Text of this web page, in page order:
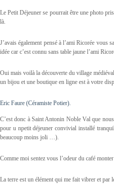
Le Petit Déjeuner se pourrait être une photo
là.
J’avais également pensé à l’ami Ricorée
idée car c’est connu sans table jaune l’ami
Oui mais voilà la découverte du village
un bijou et une boutique en ligne est à votre
Eric Faure (Céramiste Potier).
C’est donc à Saint Antonin Noble Val que
pour u npetit déjeuner convivial installé
beaucoup moins joli …).
Comme moi sentez vous l’odeur du café
La terre est un élément qui me fait vibrer et par